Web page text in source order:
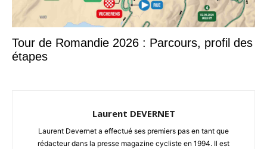
Tour de Romandie 2026 : Parcours, profil des
étapes
Laurent DEVERNET
Laurent Devernet a effectué ses premiers pas en tant que
rédacteur dans la presse magazine cycliste en 1994. Il est